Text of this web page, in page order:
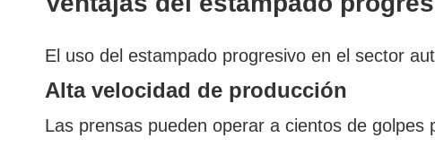
El uso del estampado progresivo en el sector
Alta velocidad de producción
Las prensas pueden operar a cientos de